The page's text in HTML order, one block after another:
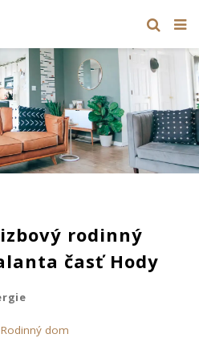
rodinný
časť Hody
Rodinný dom